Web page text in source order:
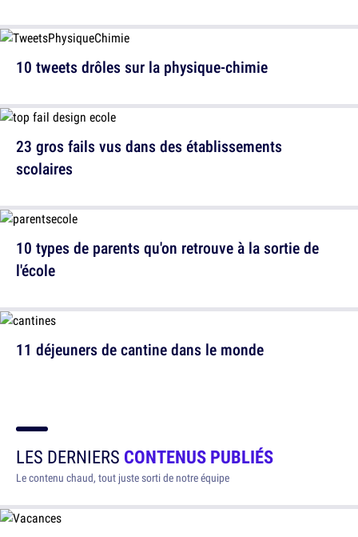
23 gros fails vus dans des établissements
scolaires
11 déjeuners de cantine dans le monde
10 tweets drôles sur la physique-chimie
10 types de parents qu'on retrouve à la sortie de
l'école
LES DERNIERS CONTENUS PUBLIÉS
Le contenu chaud, tout juste sorti de notre équipe